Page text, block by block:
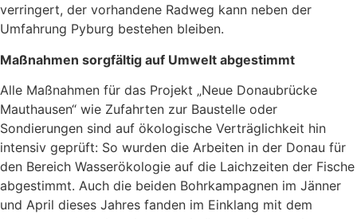
verringert, der vorhandene Radweg kann neben der
Umfahrung Pyburg bestehen bleiben.
Maßnahmen sorgfältig auf Umwelt abgestimmt
Alle Maßnahmen für das Projekt „Neue Donaubrücke
Mauthausen“ wie Zufahrten zur Baustelle oder
Sondierungen sind auf ökologische Verträglichkeit hin
intensiv geprüft: So wurden die Arbeiten in der Donau für
den Bereich Wasserökologie auf die Laichzeiten der Fische
abgestimmt. Auch die beiden Bohrkampagnen im Jänner
und April dieses Jahres fanden im Einklang mit dem